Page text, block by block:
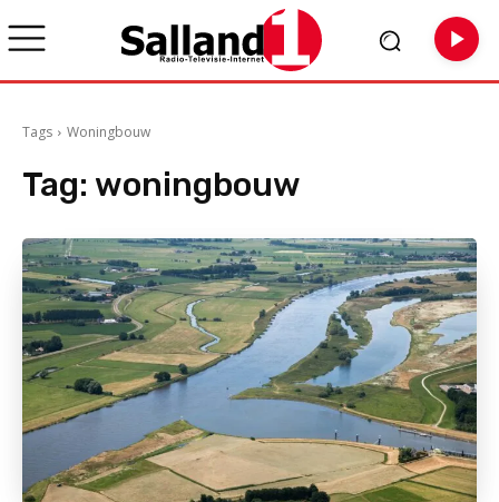
Tags Woningbouw
Tag: woningbouw